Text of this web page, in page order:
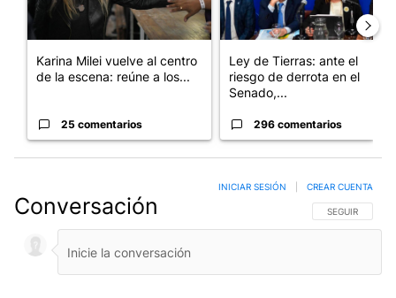
Karina Milei vuelve al centro
de la escena: reúne a los...
25 comentarios
Ley de Tierras: ante el
riesgo de derrota en el
Senado,...
296 comentarios
Conversación SIGA ESTA
SEGUIR
INICIAR SESIÓN CREAR CUENTA